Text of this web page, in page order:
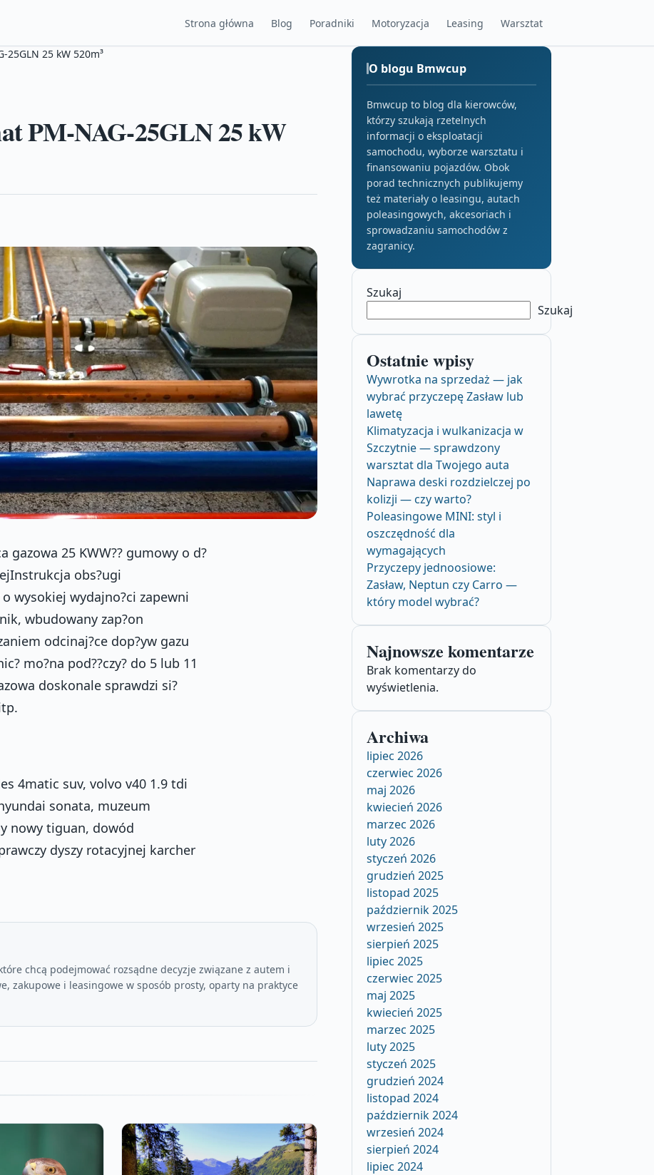
Strona główna Blog Poradniki Motoryzacja Leasing Warsztat
25 kW 520m³
PM-NAG-25GLN 25 kW
gazowa 25 KWW?? gumowy o d?
obs?ugi
wysokiej wydajno?ci zapewni
wbudowany zap?on
odcinaj?ce dop?yw gazu
mo?na pod??czy? do 5 lub 11
doskonale sprawdzi si?
4matic suv, volvo v40 1.9 tdi
sonata, muzeum
nowy tiguan, dowód
dyszy rotacyjnej karcher
chcą podejmować rozsądne decyzje związane z autem i
zakupowe i leasingowe w sposób prosty, oparty na praktyce
O blogu Bmwcup
Bmwcup to blog dla kierowców,
którzy szukają rzetelnych
informacji o eksploatacji
samochodu, wyborze warsztatu i
finansowaniu pojazdów. Obok
porad technicznych publikujemy
też materiały o leasingu, autach
poleasingowych, akcesoriach i
sprowadzaniu samochodów z
zagranicy.
Szukaj
Szukaj
Ostatnie wpisy
Wywrotka na sprzedaż — jak
wybrać przyczepę Zasław lub
lawetę
Klimatyzacja i wulkanizacja w
Szczytnie — sprawdzony
warsztat dla Twojego auta
Naprawa deski rozdzielczej po
kolizji — czy warto?
Poleasingowe MINI: styl i
oszczędność dla
wymagających
Przyczepy jednoosiowe:
Zasław, Neptun czy Carro —
który model wybrać?
Najnowsze komentarze
Brak komentarzy do
wyświetlenia.
Archiwa
lipiec 2026
czerwiec 2026
maj 2026
kwiecień 2026
marzec 2026
luty 2026
styczeń 2026
grudzień 2025
listopad 2025
październik 2025
wrzesień 2025
sierpień 2025
lipiec 2025
czerwiec 2025
maj 2025
kwiecień 2025
marzec 2025
luty 2025
styczeń 2025
grudzień 2024
listopad 2024
październik 2024
wrzesień 2024
sierpień 2024
lipiec 2024